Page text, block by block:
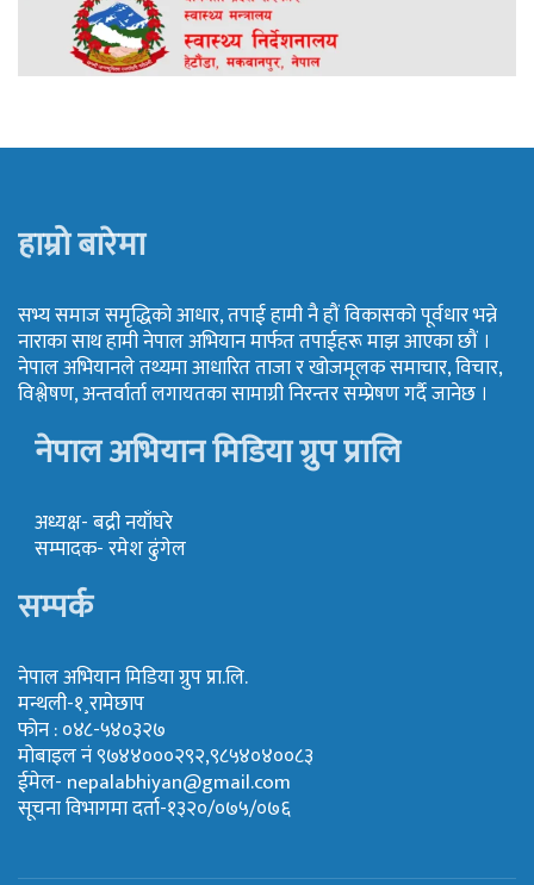
हाम्रो बारेमा
सभ्य समाज समृद्धिको आधार, तपाई हामी नै हौं विकासको पूर्वधार भन्ने
नाराका साथ हामी नेपाल अभियान मार्फत तपाईहरू माझ आएका छौं ।
नेपाल अभियानले तथ्यमा आधारित ताजा र खोजमूलक समाचार, विचार,
विश्लेषण, अन्तर्वार्ता लगायतका सामाग्री निरन्तर सम्प्रेषण गर्दै जानेछ ।
नेपाल अभियान मिडिया ग्रुप प्रालि
अध्यक्ष- बद्री नयाँघरे
सम्पादक- रमेश ढुंगेल
सम्पर्क
नेपाल अभियान मिडिया ग्रुप प्रा.लि.
मन्थली-१¸रामेछाप
फोन : ०४८-५४०३२७
मोबाइल नं ९७४४०००२९२,९८५४०४००८३
ईमेल- nepalabhiyan@gmail.com
सूचना विभागमा दर्ता-१३२०/०७५/०७६